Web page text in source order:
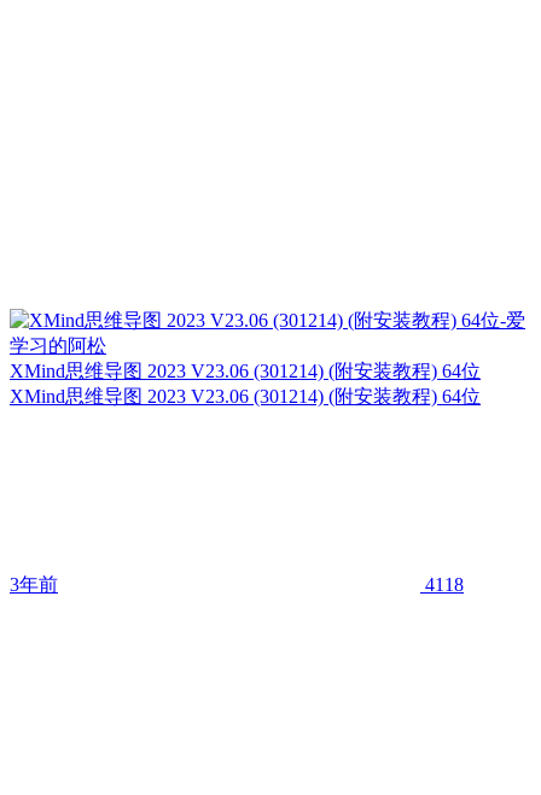
XMind思维导图 2023 V23.06 (301214) (附安装教程) 64位
XMind思维导图 2023 V23.06 (301214) (附安装教程) 64位
3年前 4118